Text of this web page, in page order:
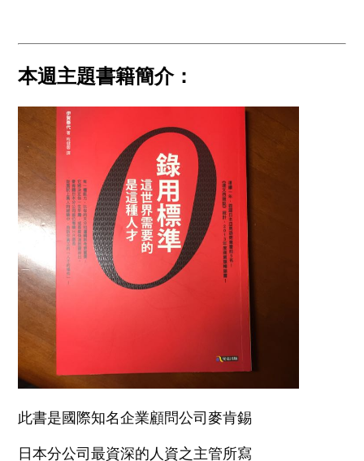
本週主題書籍簡介：
此書是國際知名企業顧問公司麥肯錫
日本分公司最資深的人資之主管所寫